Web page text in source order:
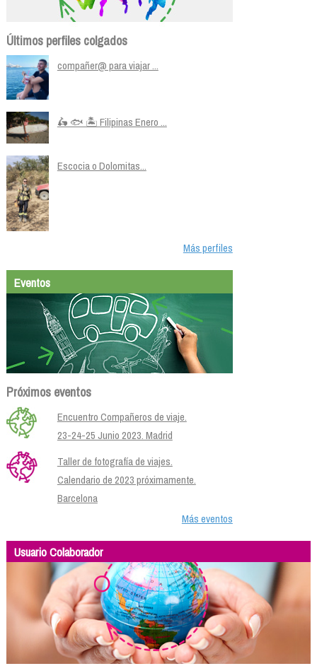
Últimos perfiles colgados
compañer@ para viajar ...
🛵 🐟 🏝️ Filipinas Enero ...
Escocia o Dolomitas...
Más perfiles
Eventos
Próximos eventos
Encuentro Compañeros de viaje.
23-24-25 Junio 2023. Madrid
Taller de fotografía de viajes.
Calendario de 2023 próximamente.
Barcelona
Más eventos
Usuario Colaborador